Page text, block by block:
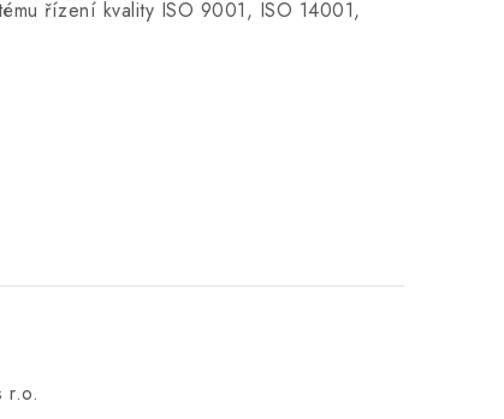
řízení kvality ISO 9001, ISO 14001,
r.o.